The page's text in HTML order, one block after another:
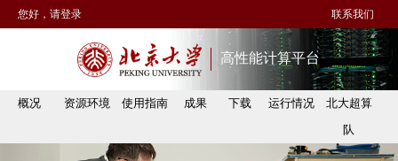
您好，请登录 联系我们
高性能计算平台
概况 资源环境 使用指南 成果 下载 运行情况
北大超算
队